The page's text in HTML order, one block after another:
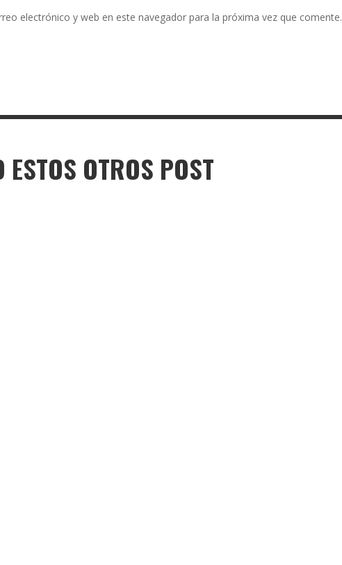
electrónico y web en este navegador para la próxima vez que comente.
ESTOS OTROS POST